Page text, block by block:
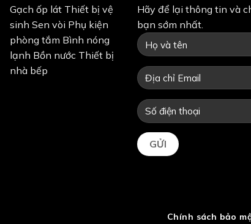
Gạch ốp lát Thiết bị vệ
sinh Sen vòi Phụ kiện
phòng tắm Bình nóng
lạnh Bồn nước Thiết bị
nhà bếp
Hãy để lại thông tin và
bạn sớm nhất.
Chính sách bảo